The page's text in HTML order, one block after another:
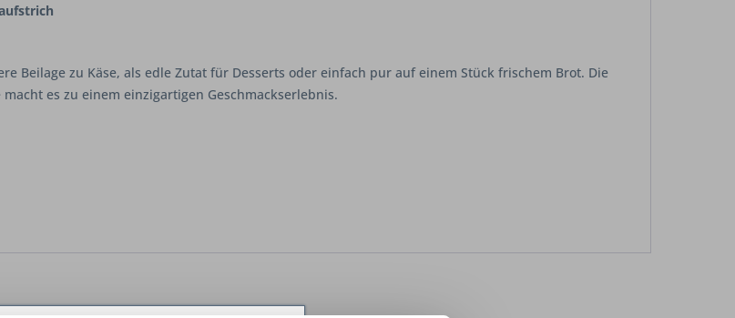
Beilage zu Käse, als edle Zutat für Desserts oder einfach pur auf einem Stück frischem Brot. Die
es zu einem einzigartigen Geschmackserlebnis.